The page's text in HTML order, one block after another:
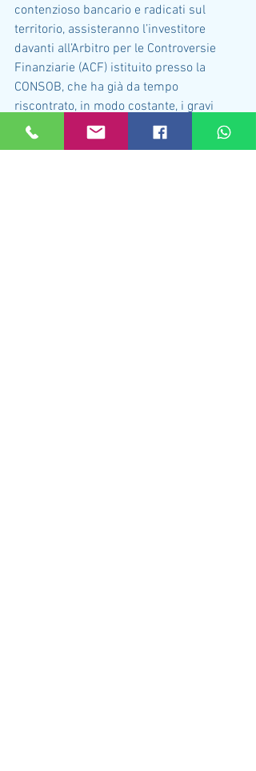
contenzioso bancario e radicati sul
territorio, assisteranno l’investitore
davanti all’Arbitro per le Controversie
Finanziarie (ACF) istituito presso la
CONSOB, che ha già da tempo
riscontrato, in modo costante, i gravi
inadempimenti della Banca Popolare di